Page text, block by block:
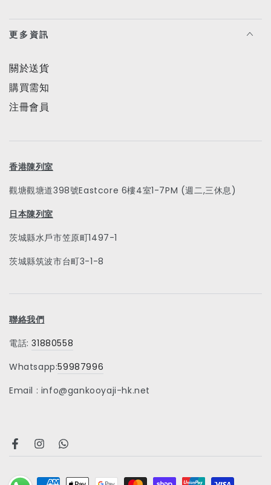
更多資訊
關於送貨
購買需知
注冊會員
香港陳列室
觀塘觀塘道398號Eastcore 6樓4室1-7PM (週二,三休息)
日本陳列室
茨城縣水戶市笠原町1497-1
茨城縣筑波市台町3-1-8
聯絡我們
電話:31880558
Whatsapp:59987996
Email : info@gankooyaji-hk.net
FacebookInstagramFacebook